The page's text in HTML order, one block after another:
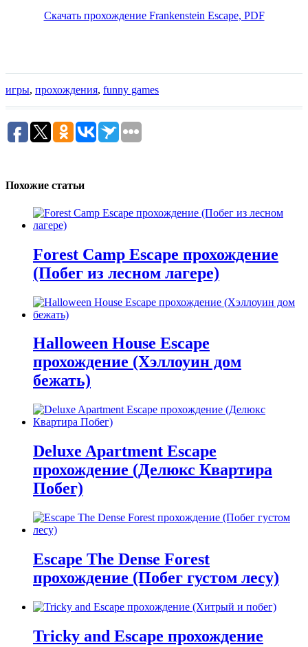
Скачать прохождение Frankenstein Escape, PDF
игры, прохождения, funny games
Похожие статьи
Forest Camp Escape прохождение
(Побег из лесном лагере)
Halloween House Escape
прохождение (Хэллоуин дом
бежать)
Deluxe Apartment Escape
прохождение (Делюкс Квартира
Побег)
Escape The Dense Forest
прохождение (Побег густом лесу)
Tricky and Escape прохождение